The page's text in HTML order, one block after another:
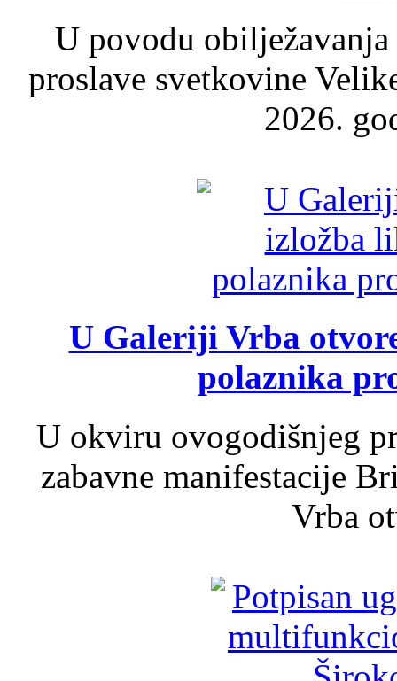
U povodu
proslave svetkovine
2026.
U Galeriji Vrba
polaznika
U okviru ovogodišnjeg
zabavne manifestacije
Vrba